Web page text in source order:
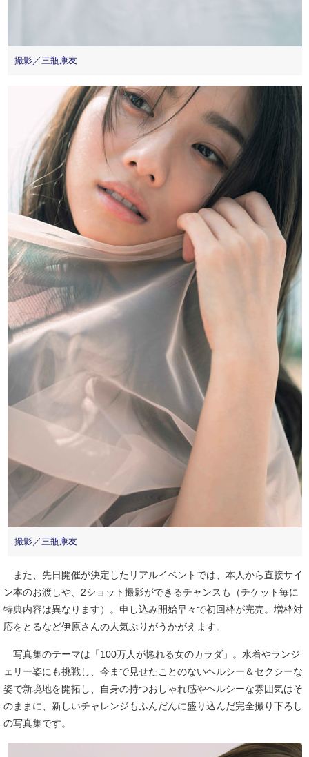
撮影／三瓶康友
撮影／三瓶康友
また、先日開催が決定したリアルイベントでは、本人から直接サイ
ン本のお渡しや、2ショット撮影ができるチャンスも（チケット毎に
特典内容は異なります）。申し込み開始早々で初回枠が完売。増枠対
応をとるなど伊原さんの人気ぶりがうかがえます。
写真集のテーマは「100万人が惚れる女のカラダ」。水着やランジ
ェリー姿にも挑戦し、今まで見せたことのないヘルシー＆セクシーな
姿で新境地を開拓し、自身の持つおしゃれ感やヘルシーな雰囲気はそ
のままに、新しいチャレンジもふんだんに盛り込んだ完全撮り下ろし
の写真集です。